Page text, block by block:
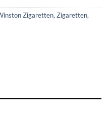
Zigaretten,Zigaretten,